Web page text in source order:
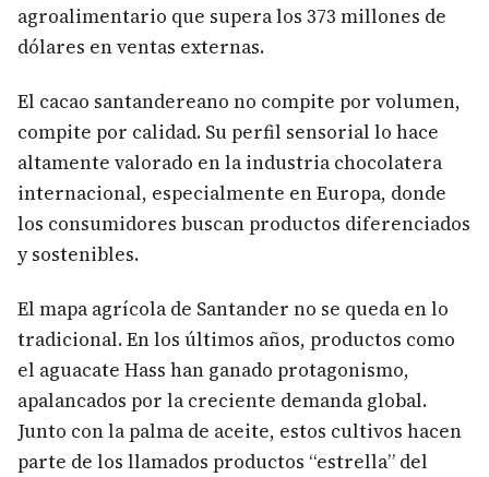
agroalimentario que supera los 373 millones de
dólares en ventas externas.
El cacao santandereano no compite por volumen,
compite por calidad. Su perfil sensorial lo hace
altamente valorado en la industria chocolatera
internacional, especialmente en Europa, donde
los consumidores buscan productos diferenciados
y sostenibles.
El mapa agrícola de Santander no se queda en lo
tradicional. En los últimos años, productos como
el aguacate Hass han ganado protagonismo,
apalancados por la creciente demanda global.
Junto con la palma de aceite, estos cultivos hacen
parte de los llamados productos “estrella” del